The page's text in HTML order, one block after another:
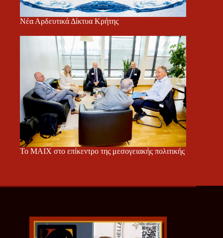
Νέα Αρδευτικά Δίκτυα Κρήτης
Το ΜΑΙΧ στο επίκεντρο της μεσογειακής πολιτικής